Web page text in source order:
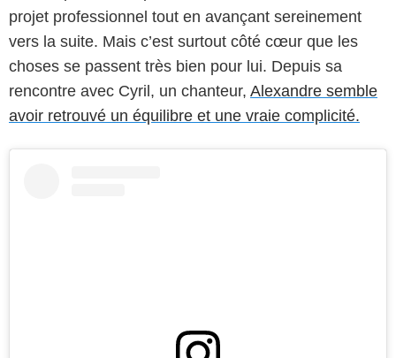
projet professionnel tout en avançant sereinement
vers la suite. Mais c’est surtout côté cœur que les
choses se passent très bien pour lui. Depuis sa
rencontre avec Cyril, un chanteur, Alexandre semble
avoir retrouvé un équilibre et une vraie complicité.